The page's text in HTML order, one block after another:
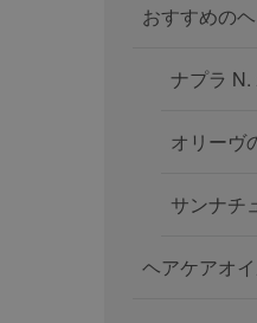
おすすめの
ナプラ
オリーヴ
サンナチ
ヘアケアオ